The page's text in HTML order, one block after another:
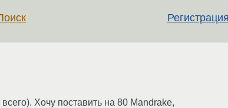
Регистрация
Хочу поставить на 80 Mandrake,